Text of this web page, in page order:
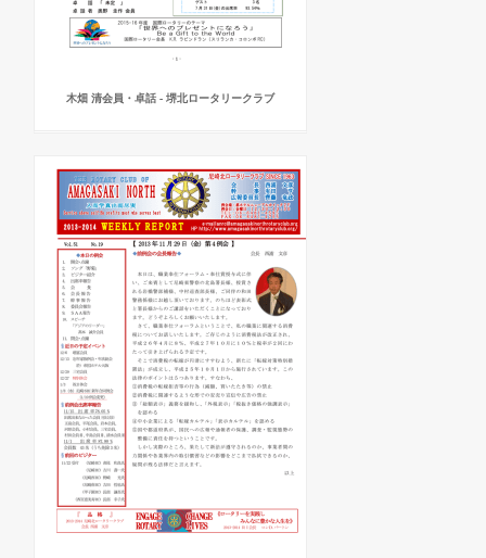
木畑 清会員・卓話 - 堺北ロータリークラブ